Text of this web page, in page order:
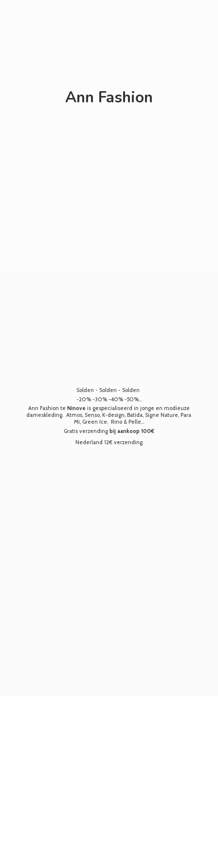
Ann Fashion
Solden - Solden - Solden
-20% -30% -40% -50%...
Ann Fashion te Ninove is gespecialiseerd in jonge en modieuze
dameskleding. Atmos, Senso, K-design, Batida, Signe Nature, Para
Mi, Green Ice, Rino & Pelle...
Gratis verzending bij aankoop 100€
Nederland 12€ verzending